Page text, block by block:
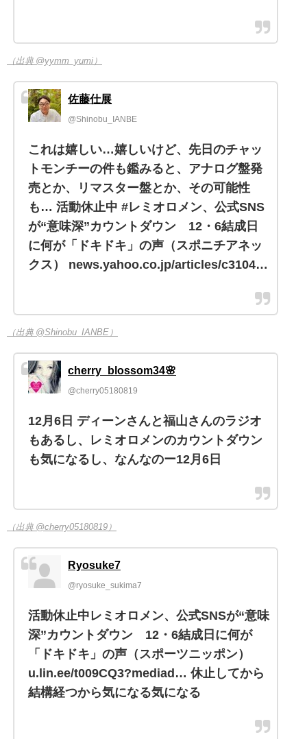
（出典 @yymm_yumi）
佐藤仕展
@Shinobu_IANBE
これは嬉しい…嬉しいけど、先日のチャッ
トモンチーの件も鑑みると、アナログ盤発
売とか、リマスター盤とか、その可能性
も… 活動休止中 #レミオロメン、公式SNS
が“意味深”カウントダウン 12・6結成日
に何が「ドキドキ」の声（スポニチアネッ
クス） news.yahoo.co.jp/articles/c3104…
（出典 @Shinobu_IANBE）
cherry_blossom34🌸
@cherry05180819
12月6日 ディーンさんと福山さんのラジオ
もあるし、レミオロメンのカウントダウン
も気になるし、なんなのー12月6日
（出典 @cherry05180819）
Ryosuke7
@ryosuke_sukima7
活動休止中レミオロメン、公式SNSが“意味
深”カウントダウン 12・6結成日に何が
「ドキドキ」の声（スポーツニッポン）
u.lin.ee/t009CQ3?mediad… 休止してから
結構経つから気になる気になる